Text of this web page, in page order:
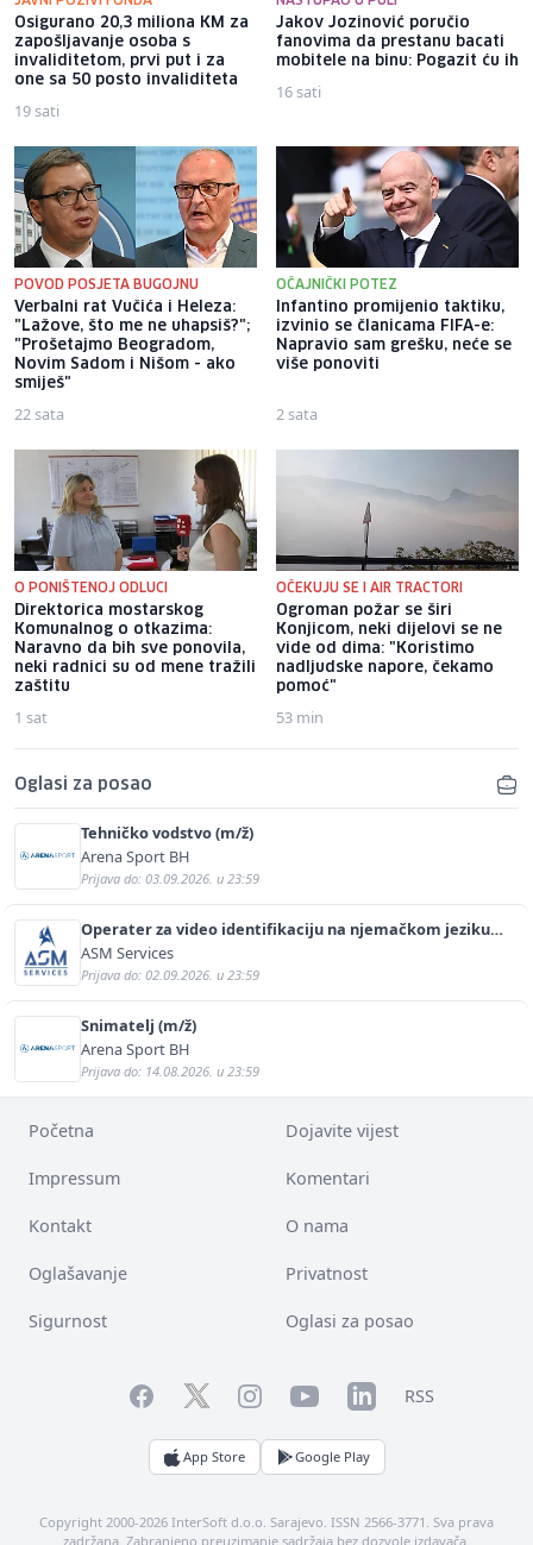
Osigurano 20,3 miliona KM za
zapošljavanje osoba s
invaliditetom, prvi put i za
one sa 50 posto invaliditeta
19 sati
Jakov Jozinović poručio
fanovima da prestanu bacati
mobitele na binu: Pogazit ću ih
16 sati
POVOD POSJETA BUGOJNU
Verbalni rat Vučića i Heleza:
"Lažove, što me ne uhapsiš?";
"Prošetajmo Beogradom,
Novim Sadom i Nišom - ako
smiješ"
22 sata
OČAJNIČKI POTEZ
Infantino promijenio taktiku,
izvinio se članicama FIFA-e:
Napravio sam grešku, neće se
više ponoviti
2 sata
O PONIŠTENOJ ODLUCI
Direktorica mostarskog
Komunalnog o otkazima:
Naravno da bih sve ponovila,
neki radnici su od mene tražili
zaštitu
1 sat
OČEKUJU SE I AIR TRACTORI
Ogroman požar se širi
Konjicom, neki dijelovi se ne
vide od dima: "Koristimo
nadljudske napore, čekamo
pomoć"
53 min
Oglasi za posao
Tehničko vodstvo (m/ž)
Arena Sport BH
Prijava do: 03.09.2026. u 23:59
Operater za video identifikaciju na njemačkom jeziku
(m/ž)
ASM Services
Prijava do: 02.09.2026. u 23:59
Snimatelj (m/ž)
Arena Sport BH
Prijava do: 14.08.2026. u 23:59
Početna Dojavite vijest
Impressum Komentari
Kontakt O nama
Oglašavanje Privatnost
Sigurnost Oglasi za posao
FacebookTwitterInstagramYouTubeLinkedInRSS
App Store Google Play
Copyright 2000-2026 InterSoft d.o.o. Sarajevo. ISSN 2566-3771. Sva prava
zadržana. Zabranjeno preuzimanje sadržaja bez dozvole izdavača.